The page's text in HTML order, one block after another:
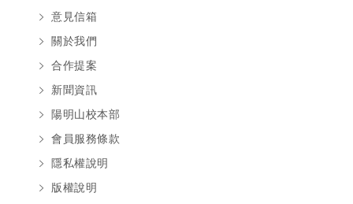
意見信箱
關於我們
合作提案
新聞資訊
陽明山校本部
會員服務條款
隱私權說明
版權說明